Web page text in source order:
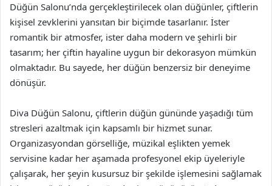
Düğün Salonu’nda gerçekleştirilecek olan düğünler, çiftlerin
kişisel zevklerini yansıtan bir biçimde tasarlanır. İster
romantik bir atmosfer, ister daha modern ve şehirli bir
tasarım; her çiftin hayaline uygun bir dekorasyon mümkün
olmaktadır. Bu sayede, her düğün benzersiz bir deneyime
dönüşür.
Diva Düğün Salonu, çiftlerin düğün gününde yaşadığı tüm
stresleri azaltmak için kapsamlı bir hizmet sunar.
Organizasyondan görselliğe, müzikal eşlikten yemek
servisine kadar her aşamada profesyonel ekip üyeleriyle
çalışarak, her şeyin kusursuz bir şekilde işlemesini sağlamak